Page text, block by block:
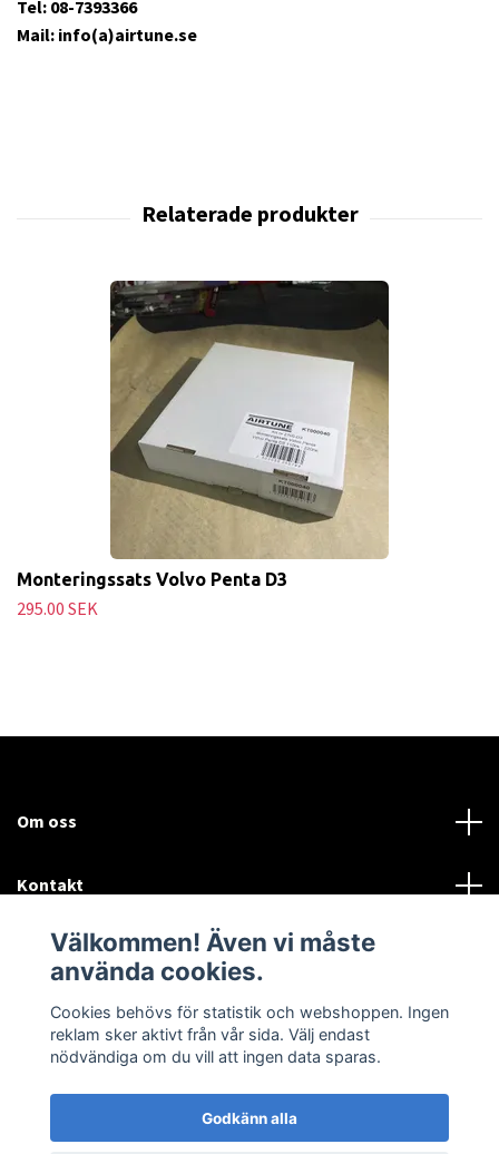
Tel: 08-7393366
Mail: info(a)airtune.se
Monteringssats Volvo Penta D3
295.00 SEK
Om oss
Kontakt
Mer information:
Sociala medier
Välkommen! Även vi måste
använda cookies.
Cookies behövs för statistik och webshoppen. Ingen
reklam sker aktivt från vår sida. Välj endast
nödvändiga om du vill att ingen data sparas.
Godkänn alla